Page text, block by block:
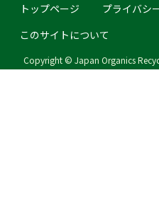
トップページ
プライバシ
このサイトについて
Copyright © Japan Organics